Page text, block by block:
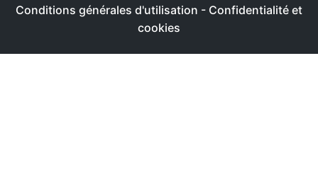
Conditions générales d'utilisation - Confidentialité et
cookies